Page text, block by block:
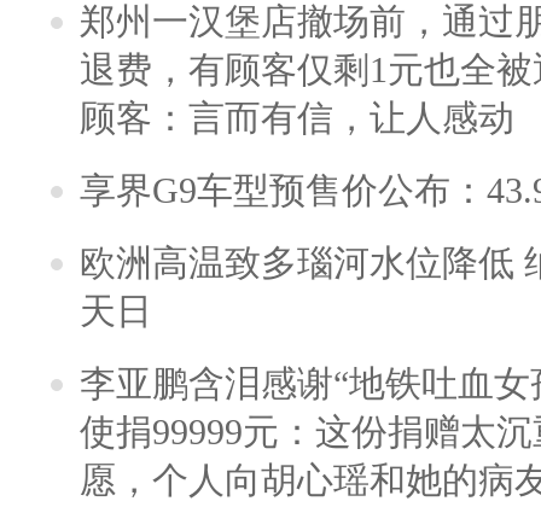
郑州一汉堡店撤场前，通过
退费，有顾客仅剩1元也全
顾客：言而有信，让人感动
享界G9车型预售价公布：
欧洲高温致多瑙河水位降低
天日
李亚鹏含泪感谢“地铁吐血
使捐99999元：这份捐赠太
愿，个人向胡心瑶和她的病